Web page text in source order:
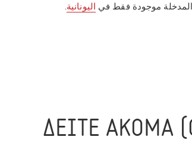
موجودة فقط في اليونانية.